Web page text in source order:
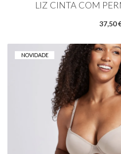
LIZ CINTA COM
37,50
NOVIDADE